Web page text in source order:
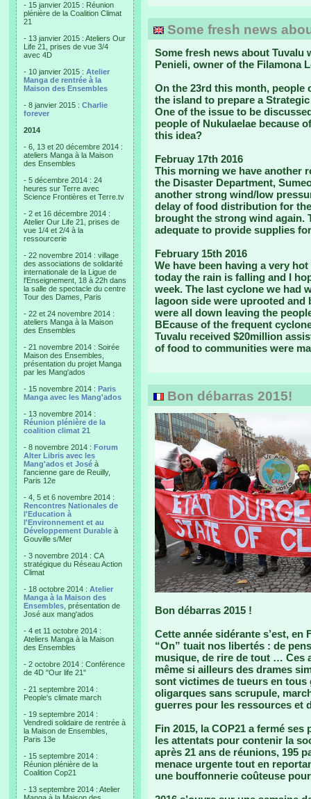
- 15 janvier 2015 : Réunion
plénière de la Coalition Climat
21
- 13 janvier 2015 : Ateliers Our
Life 21, prises de vue 3/4
avec 4D
- 10 janvier 2015 : Atelier
Manga de rentrée à la
Maison des Ensembles
- 8 janvier 2015 : Charlie
forever
2014
- 6, 13 et 20 décembre 2014 :
ateliers Manga à la Maison
des Ensembles
- 5 décembre 2014 : 24
heures sur Terre avec
Science Frontières et Terre.tv
- 2 et 16 décembre 2014 :
Atelier Our Life 21, prises de
vue 1/4 et 2/4 à la
ressourcerie
- 22 novembre 2014 : village
des associations de solidarité
internationale de la Ligue de
l'Enseignement, 18 à 22h dans
la salle de spectacle du centre
Tour des Dames, Paris
- 22 et 24 novembre 2014 :
ateliers Manga à la Maison
des Ensembles
- 21 novembre 2014 : Soirée
Maison des Ensembles,
présentation du projet Manga
par les Mang'ados
- 15 novembre 2014 : Paris
Manga avec les Mang'ados
- 13 novembre 2014 :
Réunion plénière de la
coalition climat 21
- 8 novembre 2014 : Forum
Alter Libris avec les
Mang'ados et José à
l'ancienne gare de Reuilly,
Paris 12e
- 4, 5 et 6 novembre 2014 :
Rencontres Nationales de
l'Education à
l'Environnement et au
Développement Durable à
Gouville s/Mer
- 3 novembre 2014 : CA
stratégique du Réseau Action
Climat
- 18 octobre 2014 : Atelier
Manga à la Maison des
Ensembles , présentation de
José aux mang'ados
- 4 et 11 octobre 2014 :
Ateliers Manga à la Maison
des Ensembles
- 2 octobre 2014 : Conférence
de 4D "Our life 21"
- 21 septembre 2014 :
People's climate march
- 19 septembre 2014 :
Vendredi solidaire de rentrée à
la Maison de Ensembles,
Paris 13e
- 15 septembre 2014 :
Réunion plénière de la
Coalition Cop21
- 13 septembre 2014 : Atelier
Some fresh news
Some fresh news about Tuvalu
Penieli, owner of the Filamona
On the 23rd this month, people
the island to prepare a
One of the issue to be
people of Nukulaelae because
this idea?
Februay 17th 2016
This morning we have another
the Disaster Department,
another strong wind/low
delay of food distribution for
brought the strong wind again.
adequate to provide supplies
February 15th 2016
We have been having a very
today the rain is falling and I
week. The last cyclone we had
lagoon side were uprooted
were all down leaving the
BEcause of the frequent
Tuvalu received $20million
of food to communities were
Bon débarras 2015!
Bon débarras 2015 !
Cette année sidérante s’est, en
“On” tuait nos libertés : de
musique, de rire de tout … Ces
même si ailleurs des drames
sont victimes de tueurs en
oligarques sans scrupule,
guerres pour les ressources et
Fin 2015, la COP21 a fermé
les attentats pour contenir la
après 21 ans de réunions, 195
menace urgente tout en
une bouffonnerie coûteuse